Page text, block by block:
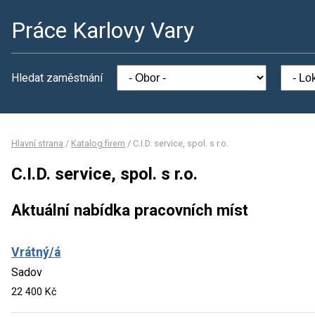
Práce Karlovy Vary
Hledat zaměstnání
Hlavní strana / Katalog firem / C.I.D. service, spol. s r.o.
C.I.D. service, spol. s r.o.
Aktuální nabídka pracovních míst
Vrátný/á
Sadov
22 400 Kč